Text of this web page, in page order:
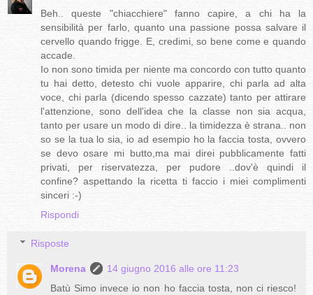
Beh.. queste "chiacchiere" fanno capire, a chi ha la
sensibilità per farlo, quanto una passione possa salvare il
cervello quando frigge. E, credimi, so bene come e quando
accade.
Io non sono timida per niente ma concordo con tutto quanto
tu hai detto, detesto chi vuole apparire, chi parla ad alta
voce, chi parla (dicendo spesso cazzate) tanto per attirare
l'attenzione, sono dell'idea che la classe non sia acqua,
tanto per usare un modo di dire.. la timidezza è strana.. non
so se la tua lo sia, io ad esempio ho la faccia tosta, ovvero
se devo osare mi butto,ma mai direi pubblicamente fatti
privati, per riservatezza, per pudore ..dov'è quindi il
confine? aspettando la ricetta ti faccio i miei complimenti
sinceri :-)
Rispondi
Risposte
Morena
14 giugno 2016 alle ore 11:23
Batù Simo invece io non ho faccia tosta, non ci riesco!